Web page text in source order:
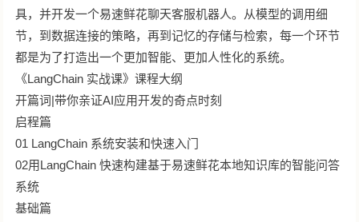
具，并开发一个易速鲜花聊天客服机器人。从模型的调用细
节，到数据连接的策略，再到记忆的存储与检索，每一个环节
都是为了打造出一个更加智能、更加人性化的系统。
《LangChain 实战课》课程大纲
开篇词|带你亲证AI应用开发的奇点时刻
启程篇
01 LangChain 系统安装和快速入门
02用LangChain 快速构建基于易速鲜花本地知识库的智能问答
系统
基础篇